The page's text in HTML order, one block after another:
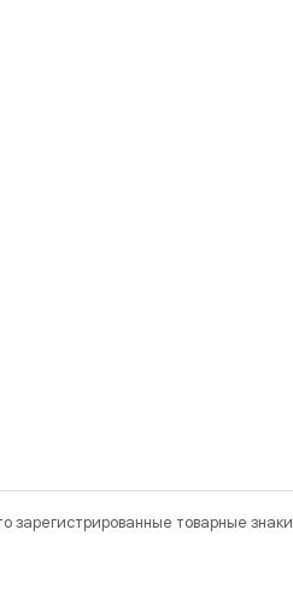
зарегистрированные товарные знаки